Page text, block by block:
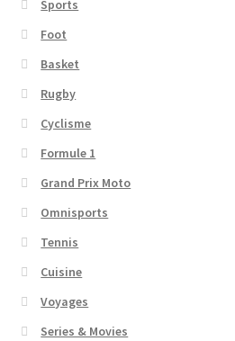
Sports
Foot
Basket
Rugby
Cyclisme
Formule 1
Grand Prix Moto
Omnisports
Tennis
Cuisine
Voyages
Series & Movies